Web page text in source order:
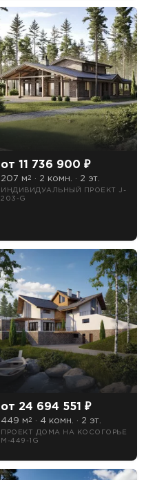
от 11 736 900 ₽
207 м2 · 2 комн. · 2 эт.
ИНДИВИДУАЛЬНЫЙ ПРОЕКТ J-
203-G
от 24 694 551 ₽
449 м 2 · 4 комн. · 2 эт.
ПРОЕКТ ДОМА НА КОСОГОРЬЕ
M-449-1G